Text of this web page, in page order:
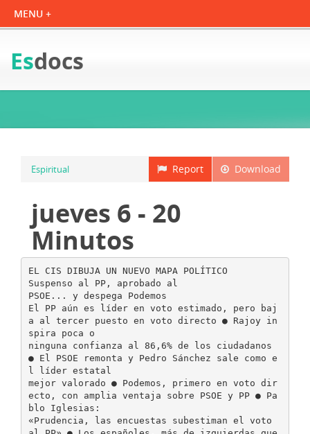
Esdocs
Download
Report
Espiritual
jueves 6 - 20
Minutos
EL CIS DIBUJA UN NUEVO MAPA POLÍTICO
Suspenso al PP, aprobado al
PSOE... y despega Podemos
El PP aún es líder en voto estimado, pero baj
a al tercer puesto en voto directo ● Rajoy in
spira poca o
ninguna confianza al 86,6% de los ciudadanos
● El PSOE remonta y Pedro Sánchez sale como e
l líder estatal
mejor valorado ● Podemos, primero en voto dir
ecto, con amplia ventaja sobre PSOE y PP ● Pa
blo Iglesias:
«Prudencia, las encuestas subestiman el voto